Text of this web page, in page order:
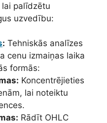
palīdzētu
uzvedību:
: Tehniskās analīzes
cenu izmaiņas laika
formās:
Koncentrējieties
lai noteiktu
Rādīt OHLC